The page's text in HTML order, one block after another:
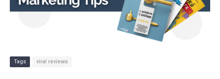
Tags viral reviews